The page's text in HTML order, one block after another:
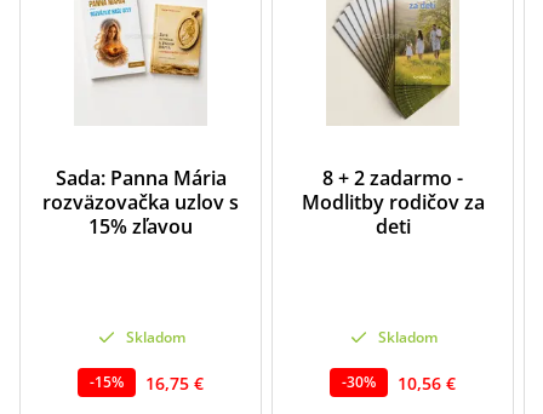
Sada: Panna Mária
rozväzovačka uzlov s
15% zľavou
Skladom
-15% 16,75 €
8 + 2 zadarmo -
Modlitby rodičov za
deti
Skladom
-30% 10,56 €